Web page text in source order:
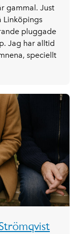
gammal. Just
Linköpings
pluggade
Jag har alltid
speciellt